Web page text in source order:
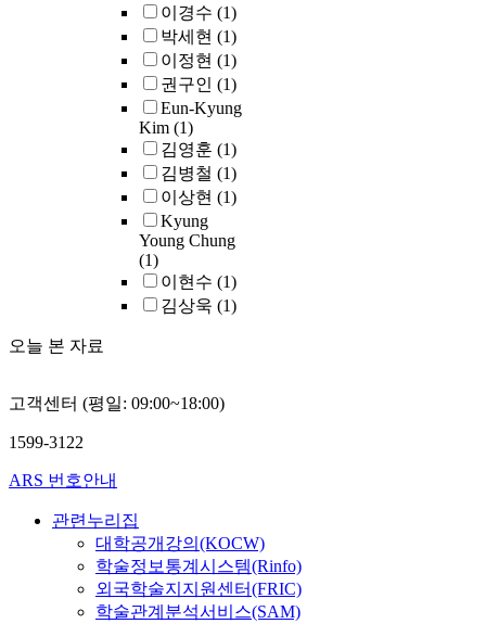
이경수 (1)
박세현 (1)
이정현 (1)
권구인 (1)
Eun-Kyung
Kim (1)
김영훈 (1)
김병철 (1)
이상현 (1)
Kyung
Young Chung
(1)
이현수 (1)
김상욱 (1)
오늘 본 자료
고객센터 (평일: 09:00~18:00)
1599-3122
ARS 번호안내
관련누리집
대학공개강의(KOCW)
학술정보통계시스템(Rinfo)
외국학술지지원센터(FRIC)
학술관계분석서비스(SAM)